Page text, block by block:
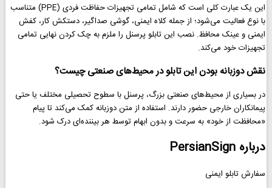
این یک عبارت کلی است که شامل تمامی تجهیزات حفاظت فردی (PPE) متناسب
با نوع فعالیت می‌شود؛ از جمله کلاه ایمنی، گوشی صداگیر، دستکش کار، کفش
ایمنی و عینک محافظ. نصب این تابلو پرسنل را ملزم به چک کردن نهایی تمامی
تجهیزات خود می‌کند.
نقش دوزبانه بودن این تابلو در محیط‌های صنعتی چیست؟
در بسیاری از محیط‌های صنعتی بزرگ، پرسنل با سطوح تحصیلی مختلف یا حتی
پیمانکاران خارجی حضور دارند. استفاده از متن دوزبانه کمک می‌کند تا پیام
«محافظت از خود» به سرعت و بدون ابهام توسط هر بیننده‌ای درک شود.
درباره PersianSign
سفارش تابلو ایمنی